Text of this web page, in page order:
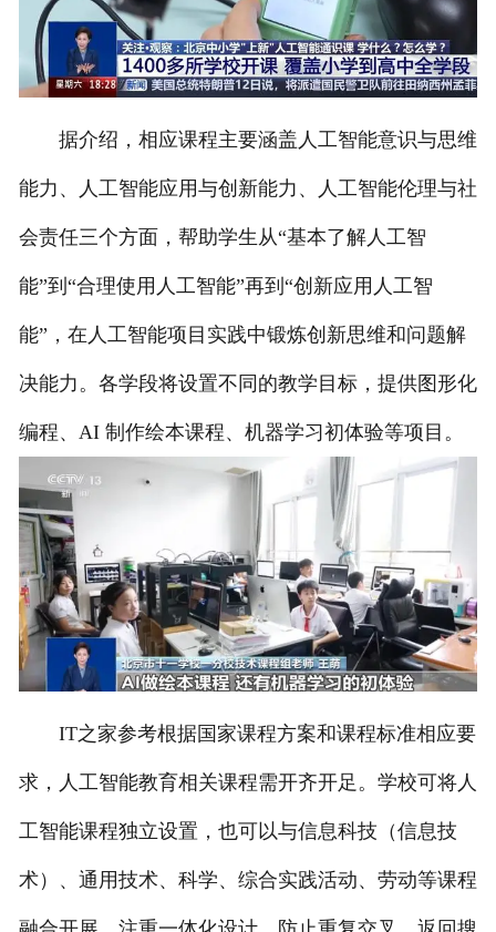
据介绍，相应课程主要涵盖人工智能意识与思维
能力、人工智能应用与创新能力、人工智能伦理与社
会责任三个方面，帮助学生从“基本了解人工智
能”到“合理使用人工智能”再到“创新应用人工智
能”，在人工智能项目实践中锻炼创新思维和问题解
决能力。各学段将设置不同的教学目标，提供图形化
编程、AI 制作绘本课程、机器学习初体验等项目。
IT之家参考根据国家课程方案和课程标准相应要
求，人工智能教育相关课程需开齐开足。学校可将人
工智能课程独立设置，也可以与信息科技（信息技
术）、通用技术、科学、综合实践活动、劳动等课程